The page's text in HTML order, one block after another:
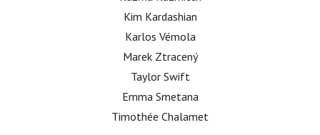
Kim Kardashian
Karlos Vémola
Marek Ztracený
Taylor Swift
Emma Smetana
Timothée Chalamet